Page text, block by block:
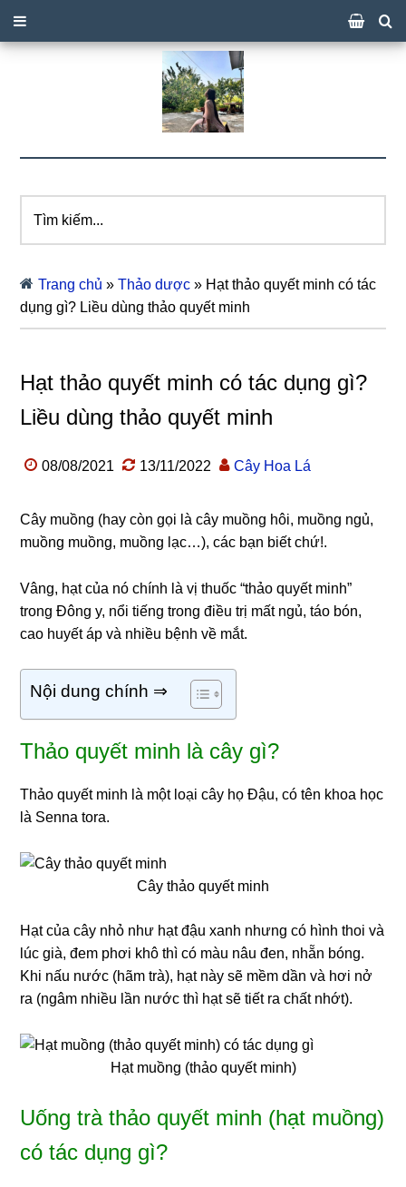
kiếm...
Trang chủ »Thảo dược » Hạt thảo quyết minh có tác
dụng gì? Liều dùng thảo quyết minh
Hạt thảo quyết minh có tác dụng gì?
Liều dùng thảo quyết minh
08/08/2021 13/11/2022 Cây Hoa Lá
Cây muồng (hay còn gọi là cây muồng hôi, muồng ngủ,
muồng muồng, muồng lạc…), các bạn biết chứ!.
Vâng, hạt của nó chính là vị thuốc “thảo quyết minh”
trong Đông y, nổi tiếng trong điều trị mất ngủ, táo bón,
cao huyết áp và nhiều bệnh về mắt.
Nội dung chính ⇒
Thảo quyết minh là cây gì?
Thảo quyết minh là một loại cây họ Đậu, có tên khoa học
là Senna tora.
Cây thảo quyết minh
Hạt của cây nhỏ như hạt đậu xanh nhưng có hình thoi và
lúc già, đem phơi khô thì có màu nâu đen, nhẵn bóng.
Khi nấu nước (hãm trà), hạt này sẽ mềm dần và hơi nở
ra (ngâm nhiều lần nước thì hạt sẽ tiết ra chất nhớt).
Hạt muồng (thảo quyết minh)
Uống trà thảo quyết minh (hạt muồng)
có tác dụng gì?